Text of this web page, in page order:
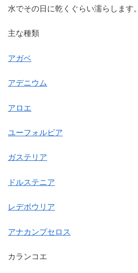
水でその日に乾くぐらい濡らします。
主な種類
アガベ
アデニウム
アロエ
ユーフォルビア
ガステリア
ドルステニア
レデボウリア
アナカンプセロス
カランコエ